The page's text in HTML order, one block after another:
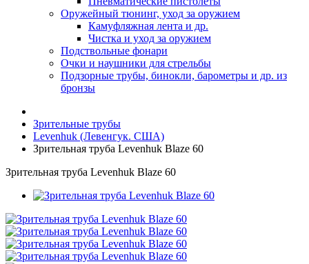
Оружейный тюнинг, уход за оружием
Камуфляжная лента и др.
Чистка и уход за оружием
Подствольные фонари
Очки и наушники для стрельбы
Подзорные трубы, бинокли, барометры и др. из
бронзы
Зрительные трубы
Levenhuk (Левенгук. США)
Зрительная труба Levenhuk Blaze 60
Зрительная труба Levenhuk Blaze 60